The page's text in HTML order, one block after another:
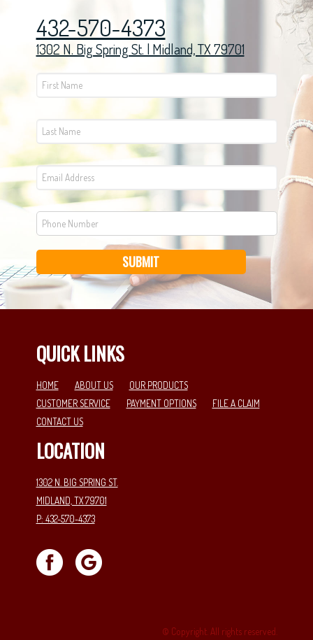
432-570-4373
1302 N. Big Spring St. | Midland, TX 79701
SUBMIT
QUICK LINKS
HOME ABOUT US
OUR PRODUCTS
CUSTOMER SERVICE
PAYMENT OPTIONS
FILE A CLAIM
CONTACT US
LOCATION
1302 N. BIG SPRING ST.
MIDLAND, TX 79701
P: 432-570-4373
© Copyright. All rights reserved.